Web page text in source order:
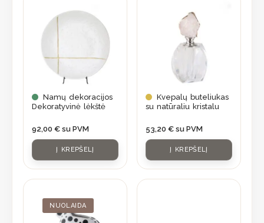
Namų dekoracijos
Dekoratyvinė lėkštė
92,00 € su PVM
Į KREPŠELĮ
Kvepalų buteliukas
su natūraliu kristalu
53,20 € su PVM
Į KREPŠELĮ
NUOLAIDA
was:
56,90 €.
is: